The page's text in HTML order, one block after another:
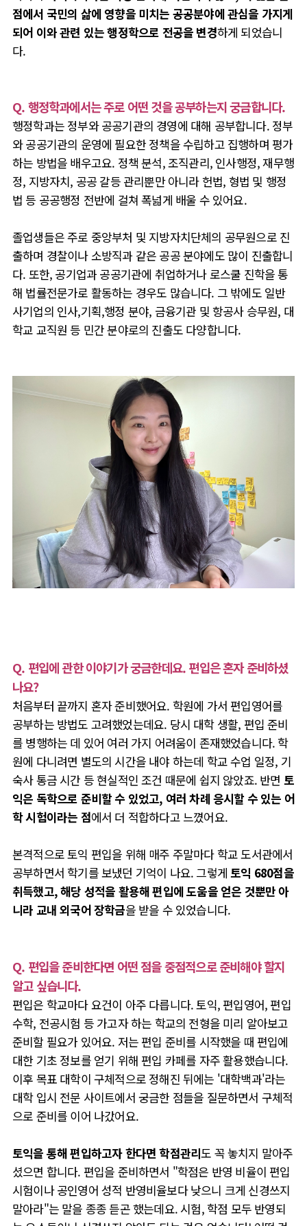
점에서 국민의 삶에 영향을 미치는 공공분야에 관심을 가지게
되어 이와 관련 있는 행정학으로 전공을 변경하게 되었습니
다.
Q. 행정학과에서는 주로 어떤 것을 공부하는지 궁금합니다.
행정학과는 정부와 공공기관의 경영에 대해 공부합니다. 정부
와 공공기관의 운영에 필요한 정책을 수립하고 집행하며 평가
하는 방법을 배우고요. 정책 분석, 조직관리, 인사행정, 재무행
정, 지방자치, 공공 갈등 관리뿐만 아니라 헌법, 형법 및 행정
법 등 공공행정 전반에 걸쳐 폭넓게 배울 수 있어요.
졸업생들은 주로 중앙부처 및 지방자치단체의 공무원으로 진
출하며 경찰이나 소방직과 같은 공공 분야에도 많이 진출합니
다. 또한, 공기업과 공공기관에 취업하거나 로스쿨 진학을 통
해 법률전문가로 활동하는 경우도 많습니다. 그 밖에도 일반
사기업의 인사,기획,행정 분야, 금융기관 및 항공사 승무원, 대
학교 교직원 등 민간 분야로의 진출도 다양합니다.
Q. 편입에 관한 이야기가 궁금한데요. 편입은 혼자 준비하셨
나요?
처음부터 끝까지 혼자 준비했어요. 학원에 가서 편입영어를
공부하는 방법도 고려했었는데요. 당시 대학 생활, 편입 준비
를 병행하는 데 있어 여러 가지 어려움이 존재했었습니다. 학
원에 다니려면 별도의 시간을 내야 하는데 학교 수업 일정, 기
숙사 통금 시간 등 현실적인 조건 때문에 쉽지 않았죠. 반면 토
익은 독학으로 준비할 수 있었고, 여러 차례 응시할 수 있는 어
학 시험이라는 점에서 더 적합하다고 느꼈어요.
본격적으로 토익 편입을 위해 매주 주말마다 학교 도서관에서
공부하면서 학기를 보냈던 기억이 나요. 그렇게토익 680점을
취득했고, 해당 성적을 활용해 편입에 도움을 얻은 것뿐만 아
니라 교내 외국어 장학금을 받을 수 있었습니다.
Q. 편입을 준비한다면 어떤 점을 중점적으로 준비해야 할지
알고 싶습니다.
편입은 학교마다 요건이 아주 다릅니다. 토익, 편입영어, 편입
수학, 전공시험 등 가고자 하는 학교의 전형을 미리 알아보고
준비할 필요가 있어요. 저는 편입 준비를 시작했을 때 편입에
대한 기초 정보를 얻기 위해 편입 카페를 자주 활용했습니다.
이후 목표 대학이 구체적으로 정해진 뒤에는 '대학백과'라는
대학 입시 전문 사이트에서 궁금한 점들을 질문하면서 구체적
으로 준비를 이어 나갔어요.
토익을 통해 편입하고자 한다면 학점관리도 꼭 놓치지 말아주
셨으면 합니다. 편입을 준비하면서 "학점은 반영 비율이 편입
시험이나 공인영어 성적 반영비율보다 낮으니 크게 신경쓰지
말아라"는 말을 종종 듣곤 했는데요. 시험, 학점 모두 반영되